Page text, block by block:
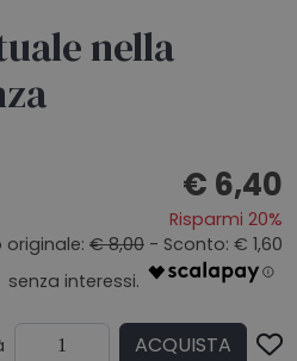
nella
€ 6,40
Risparmi 20%
originale: € 8,00 - Sconto: € 1,60
ACQUISTA